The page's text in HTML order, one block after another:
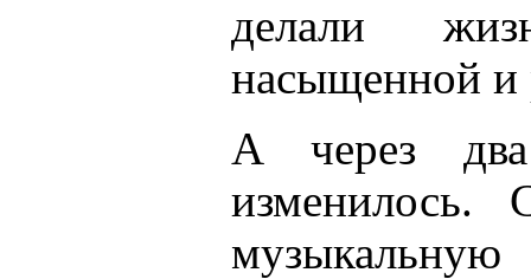
делали
насыщенной и
А через
изменилось.